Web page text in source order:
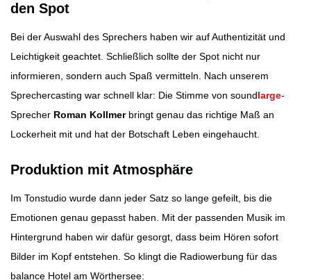
den Spot
Bei der Auswahl des Sprechers haben wir auf Authentizität und
Leichtigkeit geachtet. Schließlich sollte der Spot nicht nur
informieren, sondern auch Spaß vermitteln. Nach unserem
Sprechercasting war schnell klar: Die Stimme von soundlarge-
Sprecher Roman Kollmerbringt genau das richtige Maß an
Lockerheit mit und hat der Botschaft Leben eingehaucht.
Produktion mit Atmosphäre
Im Tonstudio wurde dann jeder Satz so lange gefeilt, bis die
Emotionen genau gepasst haben. Mit der passenden Musik im
Hintergrund haben wir dafür gesorgt, dass beim Hören sofort
Bilder im Kopf entstehen. So klingt die Radiowerbung für das
balance Hotel am Wörthersee: